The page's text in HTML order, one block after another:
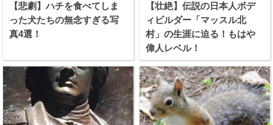
【悲劇】ハチを食べてしま
った犬たちの無念すぎる写
真4選！
【壮絶】伝説の日本人ボデ
ィビルダー「マッスル北
村」の生涯に迫る！もはや
偉人レベル！